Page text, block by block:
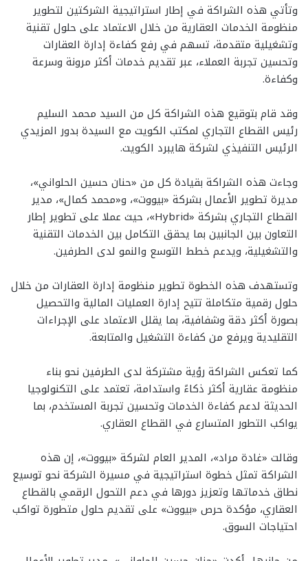
وتأتي هذه الشراكة في إطار استراتيجية الشركتين لتطوير
منظومة الخدمات العقارية من خلال الاعتماد على حلول تقنية
وتشغيلية متقدمة، تسهم في رفع كفاءة إدارة العقارات
وتحسين تجربة العملاء، عبر تقديم خدمات أكثر مرونة وسرعة
وكفاءة.
وقد قام بتوقيع هذه الشراكة كل من السيد محمد السليم
رئيس القطاع التجاري لمكتب الكويت مع السيدة بدور المزيدي
الرئيس التنفيذي لشركة هايبرد الكويت.
وجاءت هذه الشراكة بقيادة كل من «حنان حسين الحلواني»،
مديرة تطوير الأعمال بشركة «بيووت»، و«محمد كمال»، مدير
القطاع التجاري بشركة «Hybrid»، حيث عملا على تطوير إطار
التعاون بين الجانبين بما يحقق التكامل بين الخدمات التقنية
والتشغيلية، ويدعم خطط التوسع والنمو لدى الطرفين.
وتستهدف هذه الخطوة تطوير منظومة إدارة العقارات من خلال
حلول رقمية متكاملة تتيح إدارة العمليات المالية والتحصيل
بصورة أكثر دقة وشفافية، بما يقلل الاعتماد على الإجراءات
التقليدية ويرفع من كفاءة التشغيل والمتابعة.
كما تعكس الشراكة رؤية مشتركة لدى الطرفين نحو بناء
منظومة عقارية أكثر ذكاءً واستدامة، تعتمد على التكنولوجيا
الحديثة لدعم كفاءة الخدمات وتحسين تجربة المستخدم، بما
يواكب التطور المتسارع في القطاع العقاري.
وقالت «غادة مراد»، المدير العام لشركة «بيووت»، إن هذه
الشراكة تمثل خطوة استراتيجية في مسيرة الشركة نحو توسيع
نطاق خدماتها وتعزيز دورها في دعم التحول الرقمي بالقطاع
العقاري، مؤكدة حرص «بيووت» على تقديم حلول متطورة تواكب
احتياجات السوق.